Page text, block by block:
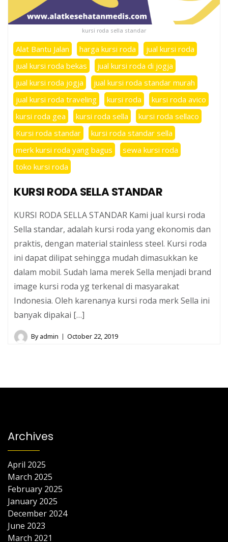
kursi roda sella standar
Alat Bantu Jalan harga kursi roda
jual kursi roda
jual kursi roda bekas
jual kursi roda di jogja
jual kursi roda jogja
jual kursi roda standar murah
jual kursi roda traveling
kursi roda
kursi roda avico
kursi roda gea
kursi roda sella
kursi roda sellaco
Kursi roda standar
kursi roda standar sella
merk kursi roda yang bagus
sewa kursi roda
toko kursi roda
KURSI RODA SELLA STANDAR
KURSI RODA SELLA STANDAR Kami jual kursi roda
Sella standar, adalah kursi roda yang ekonomis dan
praktis, dengan material stainless steel. Kursi roda
ini dapat dilipat sehingga mudah dimasukkan ke
dalam mobil. Sudah lama merek Sella menjadi brand
image kursi roda yg terkenal di masyarakat
Indonesia. Oleh karenanya kursi roda merk Sella ini
banyak dipakai […]
Byadmin October 22, 2019
Archives
April 2025
March 2025
February 2025
January 2025
December 2024
June 2023
March 2021